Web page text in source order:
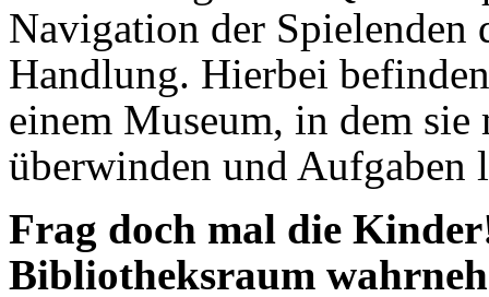
Navigation der Spielenden
Handlung. Hierbei
einem Museum, in dem
überwinden und Aufgaben
Frag doch mal die
Bibliotheksraum